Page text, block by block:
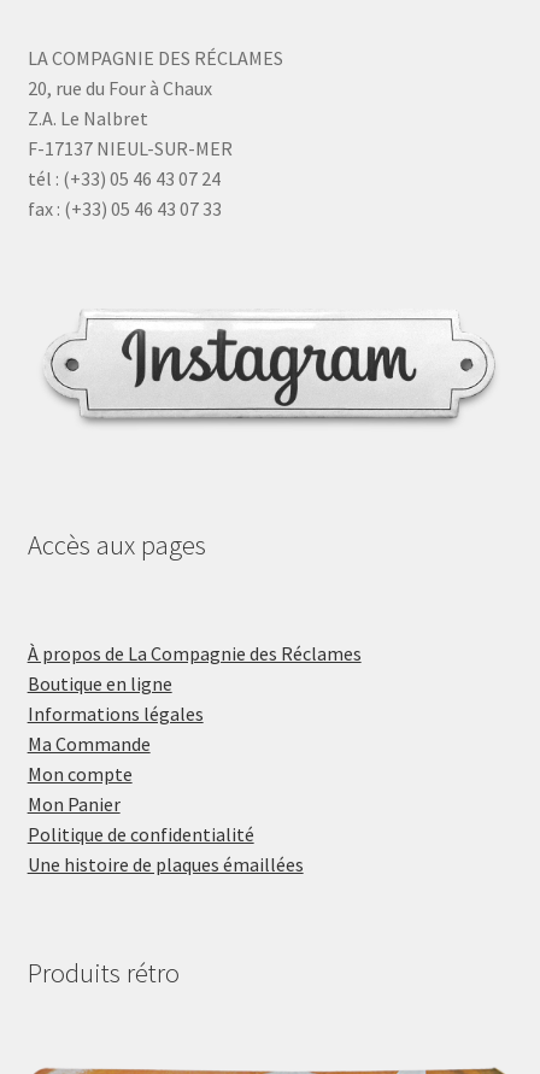
LA COMPAGNIE DES RÉCLAMES
20, rue du Four à Chaux
Z.A. Le Nalbret
F-17137 NIEUL-SUR-MER
tél : (+33) 05 46 43 07 24
fax : (+33) 05 46 43 07 33
Accès aux pages
À propos de La Compagnie des Réclames
Boutique en ligne
Informations légales
Ma Commande
Mon compte
Mon Panier
Politique de confidentialité
Une histoire de plaques émaillées
Produits rétro